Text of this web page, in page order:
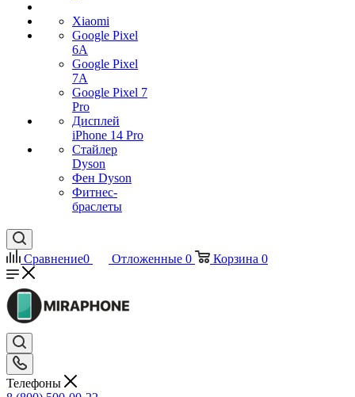
Xiaomi
Google Pixel
6A
Google Pixel
7А
Google Pixel 7
Pro
Дисплей
iPhone 14 Pro
Стайлер
Dyson
Фен Dyson
Фитнес-
браслеты
Сравнение0 Отложенные 0 Корзина 0
Телефоны